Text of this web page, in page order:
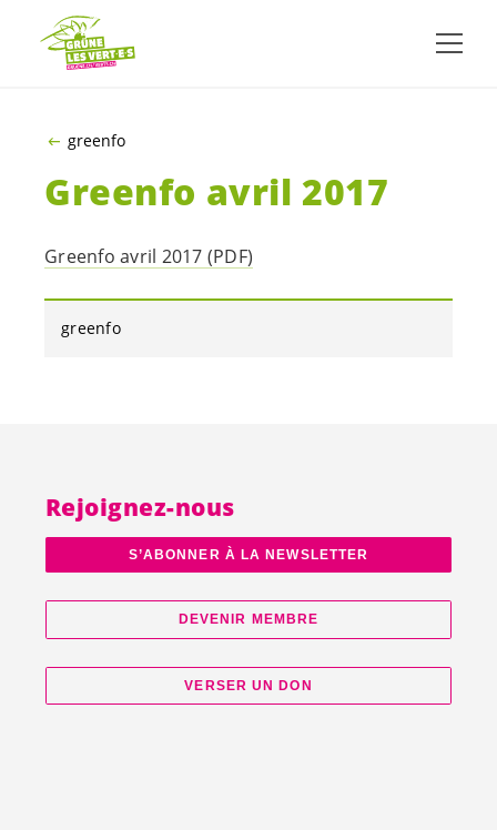
ALLER AU CONTENU PRINCIPAL
greenfo
Greenfo avril 2017
Greenfo avril 2017 (PDF)
greenfo
Rejoignez-nous
S’ABONNER À LA NEWSLETTER
DEVENIR MEMBRE
VERSER UN DON